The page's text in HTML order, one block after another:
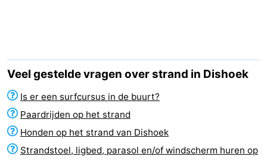
Vakantiehuizen
-
Duinhof
Klein
-
Duinzicht
-
Veel gestelde vragen over strand in Dishoek
Is er een surfcursus in de buurt?
Paardrijden op het strand
Honden op het strand van Dishoek
Strandstoel, ligbed, parasol en/of windscherm huren op